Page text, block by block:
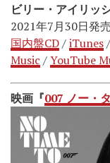
ビリー・アイリッ
2021年7月30日発売
国内盤CD/iTunes/
Music /YouTube
映画『007 ノー・